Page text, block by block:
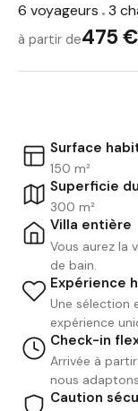
6 voyageurs 3
à partir de475 €
Surface
150 m²
Superficie
300 m²
Villa entière
Vous aurez la
de bain.
Expérience
Une sélection
expérience
Check-in
Arrivée à
nous
Caution